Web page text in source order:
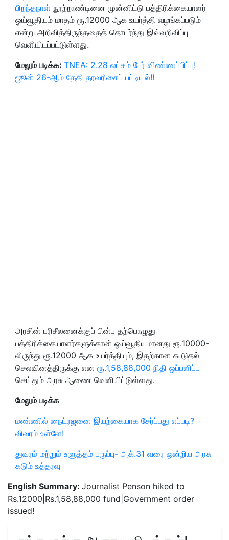
பிறந்தநாள் நூற்றாண்டினை முன்னிட்டு பத்திரிக்கையாளர்
ஓய்வூதியம் மாதம் ரூ.12000 ஆக உயர்த்தி வழங்கப்படும்
என்று அறிவித்திருந்ததைத் தொடர்ந்து இவ்வறிவிப்பு
வெளியிடப்பட்டுள்ளது.
மேலும் படிக்க: TNEA: 2.28 லட்சம் பேர் விண்ணப்பிப்பு!
ஜூன் 26-ஆம் தேதி தரவரிசைப் பட்டியல்!!
அரசின் பரிசீலனைக்குப் பின்பு தற்பொழுது
பத்திரிக்கையாளர்களுக்கான் ஓய்வூதியமானது ரூ.10000-
லிருந்து ரூ.12000 ஆக உயர்த்தியும், இதற்கான கூடுதல்
செலவினத்திருக்கு என ரூ.1,58,88,000 நிதி ஒப்பளிப்பு
செய்தும் அரசு ஆணை வெளியிட்டுள்ளது.
மேலும் படிக்க
மண்ணில் நைட்ரஜனை இயற்கையாக சேர்ப்பது எப்படி?
விவரம் உள்ளே!
துவரம் மற்றும் உளுத்தம் பருப்பு- அக்.31 வரை ஒன்றிய அரசு
கடும் உத்தரவு
English Summary: Journalist Penson hiked to
Rs.12000|Rs.1,58,88,000 fund|Government order
issued!